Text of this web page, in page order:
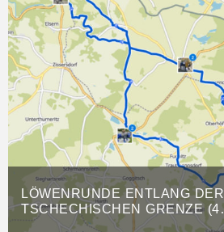
LÖWENRUNDE ENTLANG DER
TSCHECHISCHEN GRENZE (4
LÖWEN)